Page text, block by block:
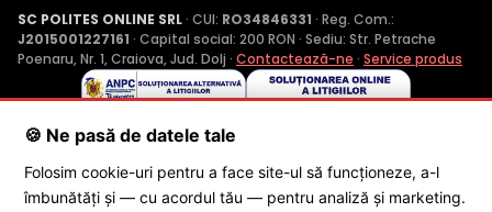
SC POLITES ONLINE SRL· CUI: RO34846331 · Reg. Com.:
J2015001227161 · Capital social: 200 RON · Sediu: Str. Petrache
Poenaru, Nr. 1, Craiova, Jud. Dolj · Contactează-ne · Service produs
© 2026 SC POLITES ONLINE SRL
🍪 Ne pasă de datele tale
Folosim cookie-uri pentru a face site-ul să funcționeze, a-l
îmbunătăți și — cu acordul tău — pentru analiză și marketing.